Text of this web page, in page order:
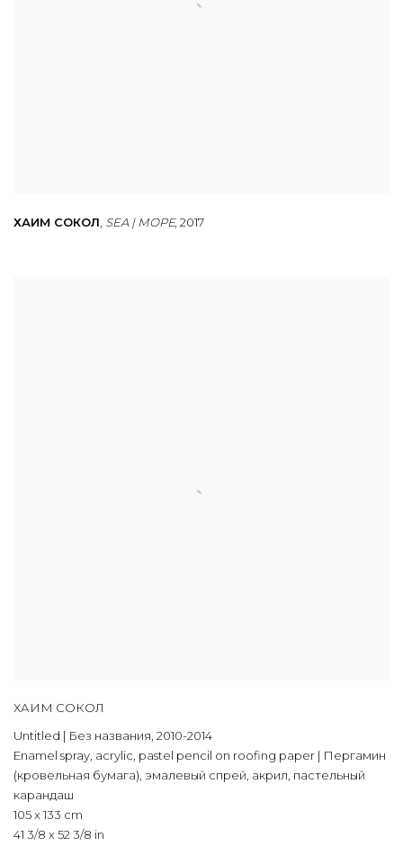
ХАИМ СОКОЛ, SEA | МОРЕ, 2017
ХАИМ СОКОЛ
Untitled | Без названия, 2010-2014
Enamel spray, acrylic, pastel pencil on roofing paper | Пергамин
(кровельная бумага), эмалевый спрей, акрил, пастельный
карандаш
105 x 133 cm
41 3/8 x 52 3/8 in